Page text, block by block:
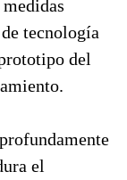
tecnología
del
el